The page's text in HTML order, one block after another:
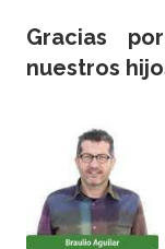
Gracias
nuestros